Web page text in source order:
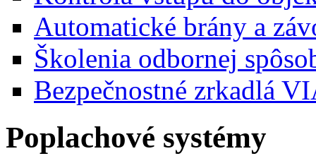
Automatické brány a
Školenia odbornej
Bezpečnostné zrkadlá
Poplachové systémy